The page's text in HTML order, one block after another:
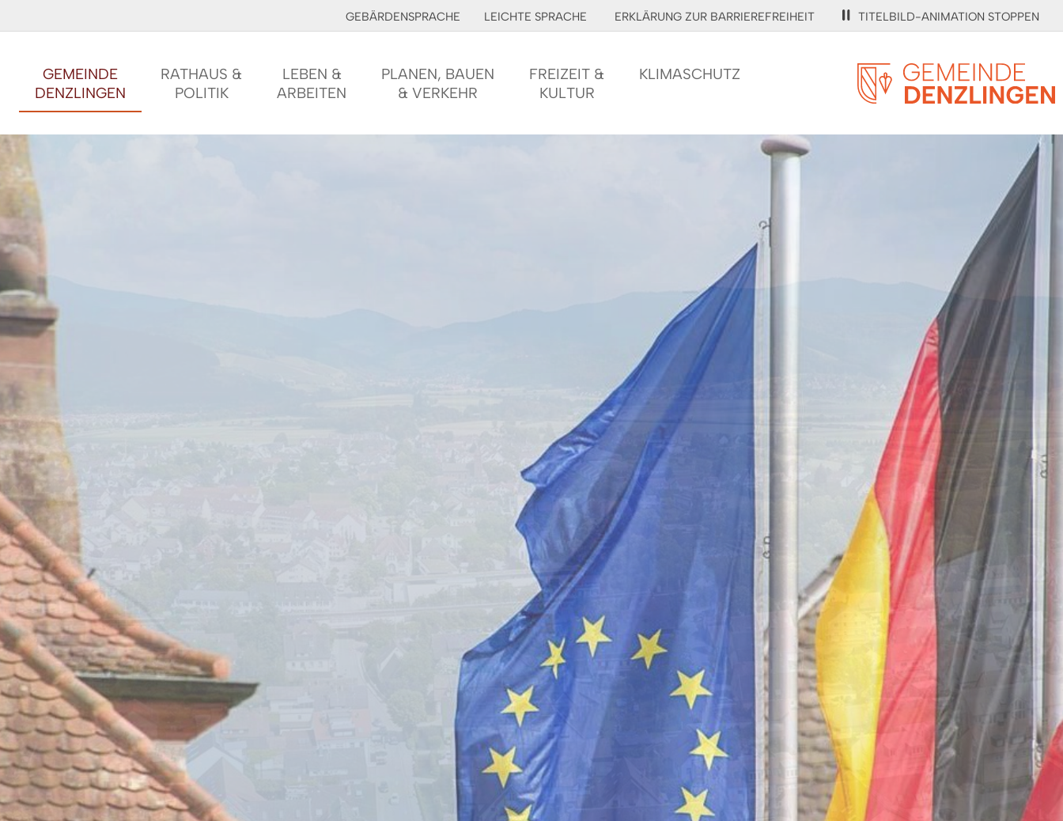
GEBÄRDENSPRACHE LEICHTE SPRACHE ERKLÄRUNG ZUR BARRIEREFREIHEIT TITELBILD-ANIMATION STOPPEN
GEMEINDE
DENZLINGEN
RATHAUS &
POLITIK
LEBEN &
ARBEITEN
PLANEN, BAUEN
& VERKEHR
FREIZEIT &
KULTUR
KLIMASCHUTZ